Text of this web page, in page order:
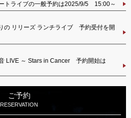
トライブの一般予約は2025/9/5 15:00～
の リリーズ ランチライブ 予約受付を開
LIVE ～ Stars in Cancer 予約開始は
ご予約
RESERVATION